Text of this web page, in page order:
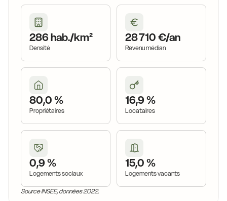
286 hab./km²
Densité
28 710 €/an
Revenu médian
80,0 %
Propriétaires
16,9 %
Locataires
0,9 %
Logements sociaux
15,0 %
Logements vacants
Source INSEE, données 2022.